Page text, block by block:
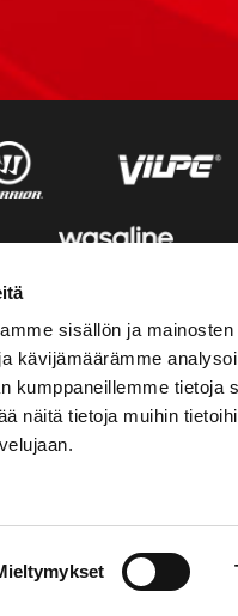
sisällön ja
kävijämäärämme
kumppaneillemme tietoja
näitä tietoja muihin
600